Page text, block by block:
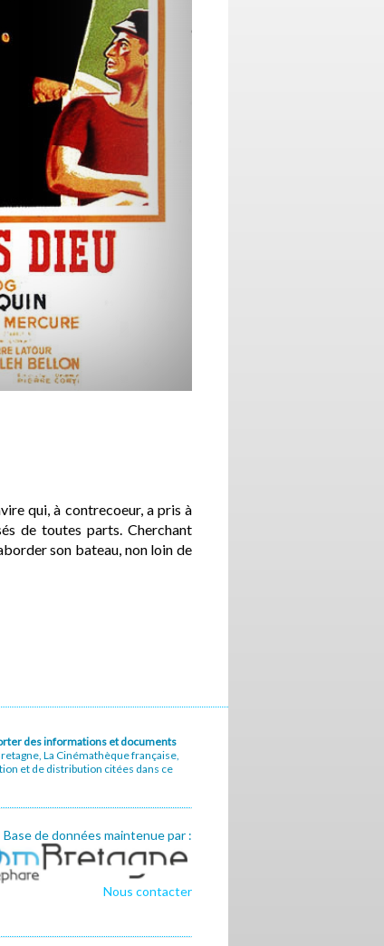
qui, à contrecoeur, a pris à
de toutes parts. Cherchant
son bateau, non loin de
des informations et documents
La Cinémathèque française,
et de distribution citées dans ce
Base de données maintenue par :
Nous contacter